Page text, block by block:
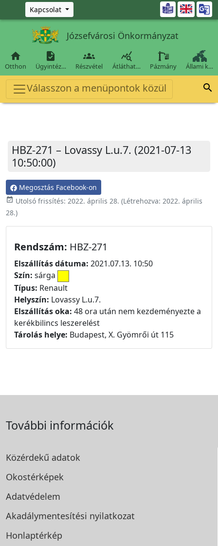
Ugrás a fő tartalomra
Kapcsolat 
Józsefvárosi Önkormányzat

Otthon

Ügyintéz…

Részvétel

Átláthat… Pázmány Állami k…
Válasszon a menüpontok közül 
HBZ-271 – Lovassy L.u.7. (2021-07-13
10:50:00)
Megosztás Facebook-on
event_available Utolsó frissítés: 2022. április 28. (Létrehozva: 2022. április
28.)
Rendszám: HBZ-271
Elszállítás dátuma: 2021.07.13. 10:50
Szín: sárga
Típus: Renault
Helyszín: Lovassy L.u.7.
Elszállítás oka: 48 ora után nem kezdeményezte a
kerékbilincs leszerelést
Tárolás helye: Budapest, X. Gyömrői út 115
További információk
Közérdekű adatok
Okostérképek
Adatvédelem
Akadálymentesítési nyilatkozat
Honlaptérkép